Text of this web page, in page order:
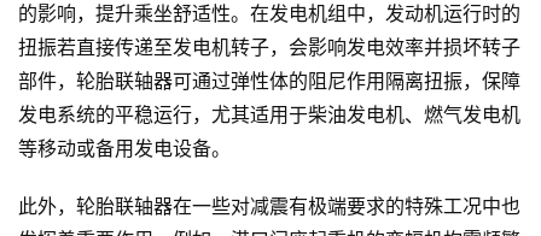
的影响，提升乘坐舒适性。在发电机组中，发动机运行时的
扭振若直接传递至发电机转子，会影响发电效率并损坏转子
部件，轮胎联轴器可通过弹性体的阻尼作用隔离扭振，保障
发电系统的平稳运行，尤其适用于柴油发电机、燃气发电机
等移动或备用发电设备。
此外，轮胎联轴器在一些对减震有极端要求的特殊工况中也